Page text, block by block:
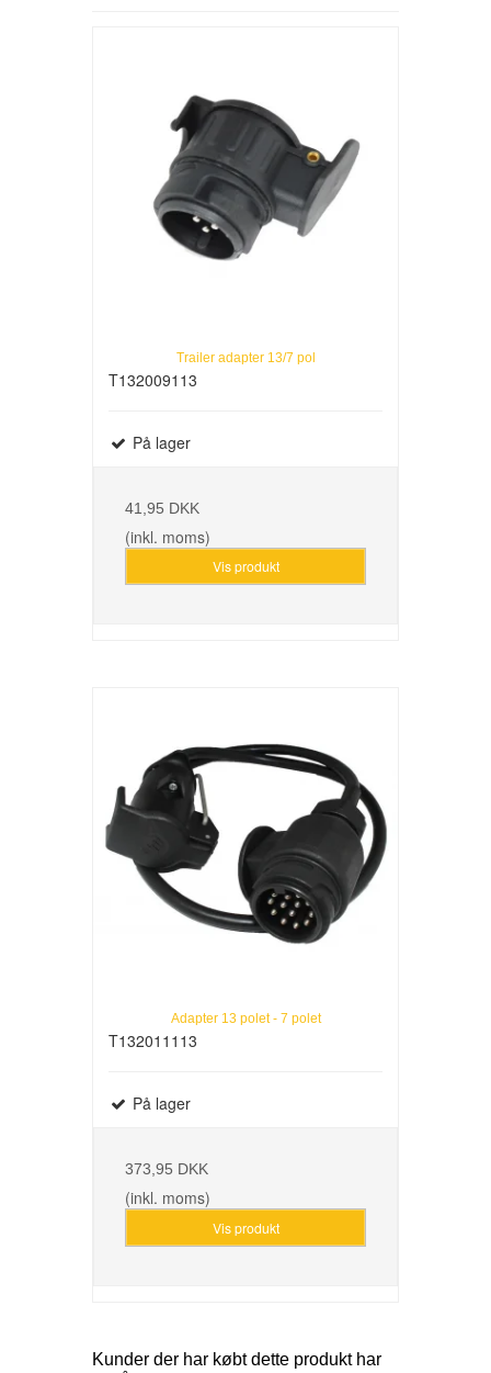
Trailer adapter 13/7 pol
T132009113
På lager
41,95 DKK
(inkl. moms)
Vis produkt
Adapter 13 polet - 7 polet
T132011113
På lager
373,95 DKK
(inkl. moms)
Vis produkt
Kunder der har købt dette produkt har